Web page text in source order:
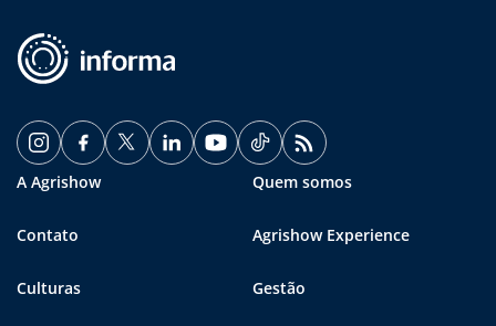
A Agrishow Quem somos
Contato Agrishow Experience
Culturas Gestão